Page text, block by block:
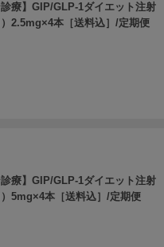
診療】GIP/GLP-1ダイエット注射
）2.5mg×4本［送料込］/定期便
診療】GIP/GLP-1ダイエット注射
）5mg×4本［送料込］/定期便